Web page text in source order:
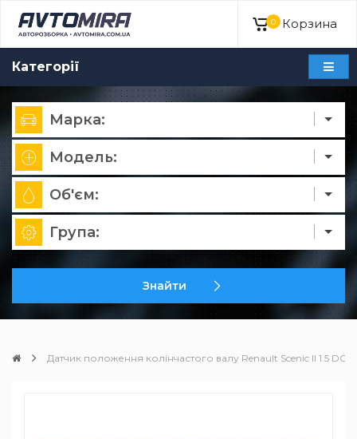
0 Корзина
Категорії
Марка:
Модель:
Об'єм:
Група:
Знайти
Датчик положення колінчастого валу Renault Scenic II 1.5 DCI